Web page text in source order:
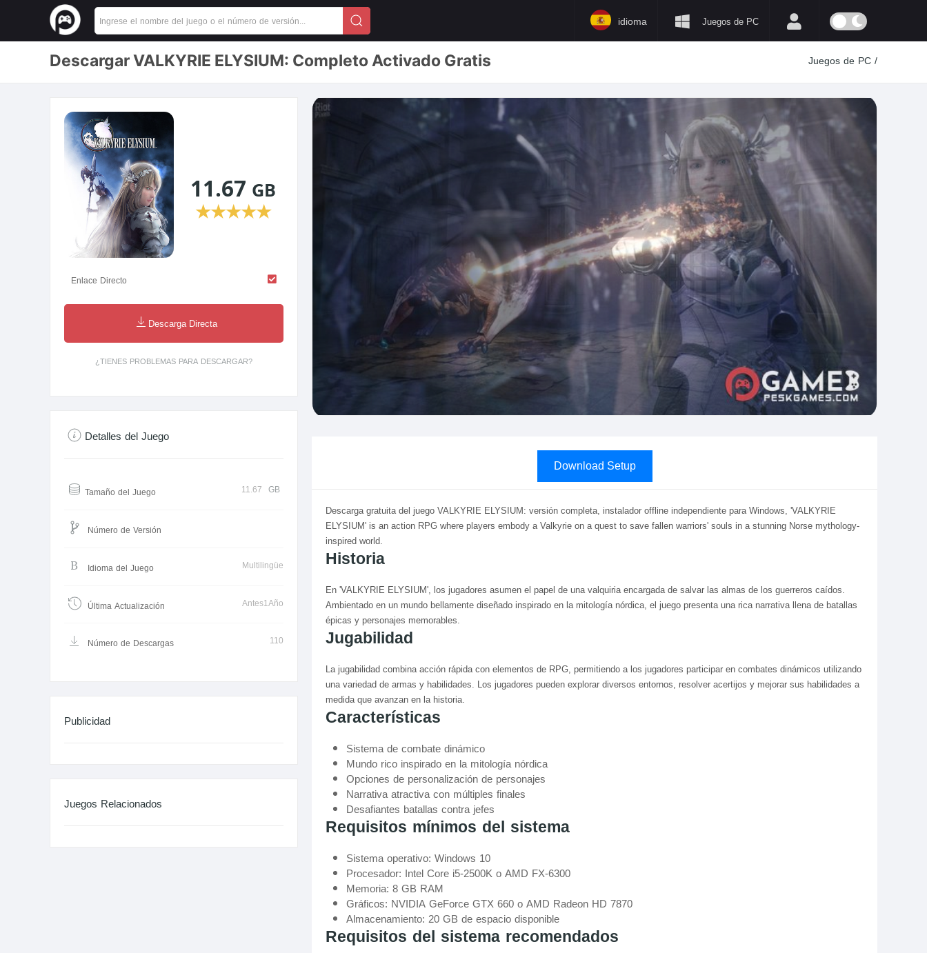
Juegos de PC
idioma
Descargar VALKYRIE ELYSIUM: Completo Activado Gratis Juegos de PC/
Download Setup
Descarga gratuita del juego VALKYRIE ELYSIUM: versión completa, instalador offline independiente para Windows, 'VALKYRIE
ELYSIUM' is an action RPG where players embody a Valkyrie on a quest to save fallen warriors' souls in a stunning Norse mythology-
inspired world.
Historia
En 'VALKYRIE ELYSIUM', los jugadores asumen el papel de una valquiria encargada de salvar las almas de los guerreros caídos.
Ambientado en un mundo bellamente diseñado inspirado en la mitología nórdica, el juego presenta una rica narrativa llena de batallas
épicas y personajes memorables.
Jugabilidad
La jugabilidad combina acción rápida con elementos de RPG, permitiendo a los jugadores participar en combates dinámicos utilizando
una variedad de armas y habilidades. Los jugadores pueden explorar diversos entornos, resolver acertijos y mejorar sus habilidades a
medida que avanzan en la historia.
Características
Sistema de combate dinámico
Mundo rico inspirado en la mitología nórdica
Opciones de personalización de personajes
Narrativa atractiva con múltiples finales
Desafiantes batallas contra jefes
Requisitos mínimos del sistema
Sistema operativo: Windows 10
Procesador: Intel Core i5-2500K o AMD FX-6300
Memoria: 8 GB RAM
Gráficos: NVIDIA GeForce GTX 660 o AMD Radeon HD 7870
Almacenamiento: 20 GB de espacio disponible
Requisitos del sistema recomendados
11.67 GB
★★★★★
Enlace Directo
Descarga Directa
¿TIENES PROBLEMAS PARA DESCARGAR?
Detalles del Juego
Tamaño del Juego 11.67 GB
Número de Versión
Idioma del Juego Multilingüe
Última Actualización Antes1Año
Número de Descargas 110
Publicidad
Juegos Relacionados